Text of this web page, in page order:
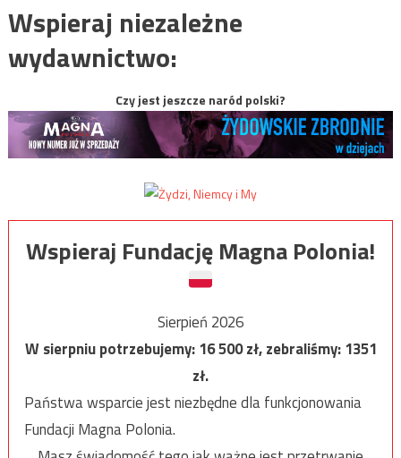
Wspieraj niezależne
wydawnictwo:
Czy jest jeszcze naród polski?
Wspieraj Fundację Magna Polonia!
Sierpień 2026
W sierpniu potrzebujemy:16 500zł, zebraliśmy:1351
zł.
Państwa wsparcie jest niezbędne dla funkcjonowania
Fundacji Magna Polonia.